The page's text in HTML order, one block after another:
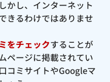
かし、インターネット
きるわけではありませ
をチェックすることが
ページに掲載されてい
コミサイトやGoogleマ